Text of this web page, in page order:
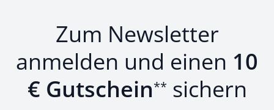
Zum Newsletter
anmelden und einen 10
€ Gutschein** sichern